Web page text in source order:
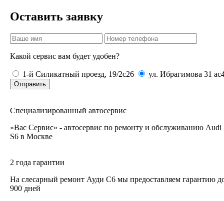
Оставить заявку
Какой сервис вам будет удобен?
1-й Силикатный проезд, 19/2с26 ул. Ибрагимова 31
Отправить
Специализированный автосервис
«Вас Сервис» - автосервис по ремонту и обслуживанию Audi
S6 в Москве
2 года гарантии
На слесарный ремонт Ауди С6 мы предоставляем гарантию
900 дней